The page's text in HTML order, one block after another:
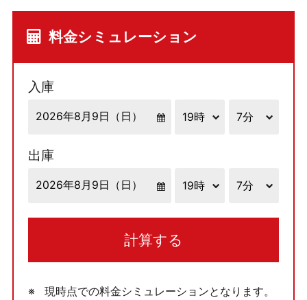
料金シミュレーション
入庫
出庫
計算する
現時点での料金シミュレーションとなります。